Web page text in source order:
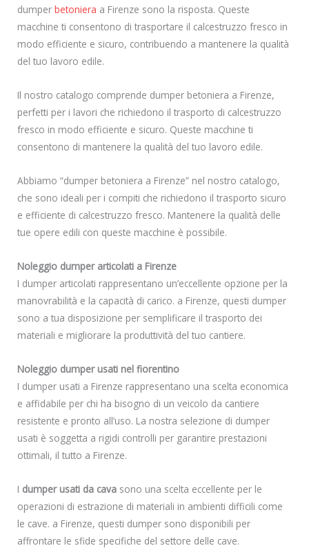
dumper betoniera a Firenze sono la risposta. Queste
macchine ti consentono di trasportare il calcestruzzo fresco in
modo efficiente e sicuro, contribuendo a mantenere la qualità
del tuo lavoro edile.
Il nostro catalogo comprende dumper betoniera a Firenze,
perfetti per i lavori che richiedono il trasporto di calcestruzzo
fresco in modo efficiente e sicuro. Queste macchine ti
consentono di mantenere la qualità del tuo lavoro edile.
Abbiamo “dumper betoniera a Firenze” nel nostro catalogo,
che sono ideali per i compiti che richiedono il trasporto sicuro
e efficiente di calcestruzzo fresco. Mantenere la qualità delle
tue opere edili con queste macchine è possibile.
Noleggio dumper articolati a Firenze
I dumper articolati rappresentano un’eccellente opzione per la
manovrabilità e la capacità di carico. a Firenze, questi dumper
sono a tua disposizione per semplificare il trasporto dei
materiali e migliorare la produttività del tuo cantiere.
Noleggio dumper usati nel fiorentino
I dumper usati a Firenze rappresentano una scelta economica
e affidabile per chi ha bisogno di un veicolo da cantiere
resistente e pronto all’uso. La nostra selezione di dumper
usati è soggetta a rigidi controlli per garantire prestazioni
ottimali, il tutto a Firenze.
I dumper usati da cava sono una scelta eccellente per le
operazioni di estrazione di materiali in ambienti difficili come
le cave. a Firenze, questi dumper sono disponibili per
affrontare le sfide specifiche del settore delle cave.